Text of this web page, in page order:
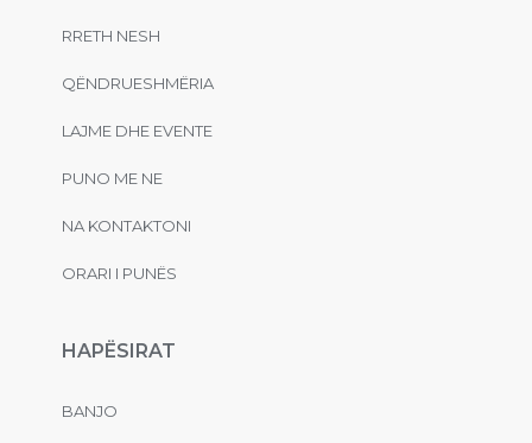
RRETH NESH
QËNDRUESHMËRIA
LAJME DHE EVENTE
PUNO ME NE
NA KONTAKTONI
ORARI I PUNËS
HAPËSIRAT
BANJO